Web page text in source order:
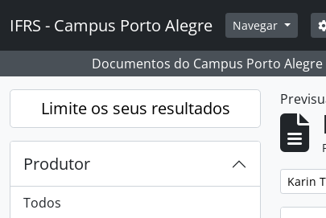
IFRS - Campus Porto Alegre Navegar
Documentos do Campus Porto Alegre
Limite os seus resultados
Produtor
Todos
Karin